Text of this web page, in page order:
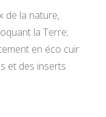
de la nature,
la Terre;
en éco cuir
et des inserts